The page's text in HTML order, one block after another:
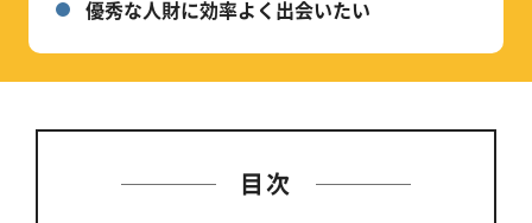
優秀な人財に効率よく出会いたい
目次